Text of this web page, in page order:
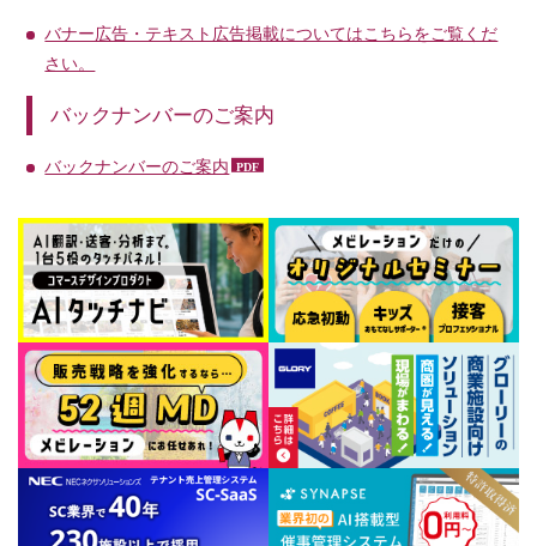
バナー広告・テキスト広告掲載についてはこちらをご覧くだ
さい。
バックナンバーのご案内
バックナンバーのご案内